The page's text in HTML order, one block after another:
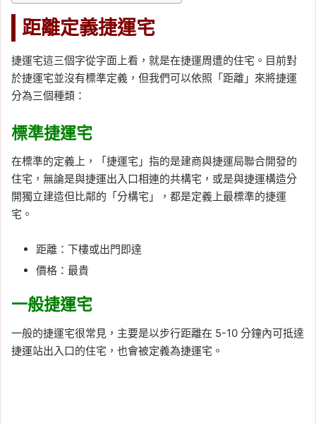
距離定義捷運宅
捷運宅這三個字從字面上看，就是在捷運周遭的住宅。目前對
於捷運宅並沒有標準定義，但我們可以依照「距離」來將捷運
分為三個種類：
標準捷運宅
在標準的定義上，「捷運宅」指的是建商與捷運局聯合開發的
住宅，無論是與捷運出入口相連的共構宅，或是與捷運構造分
開獨立建造但比鄰的「分構宅」，都是定義上最標準的捷運
宅。
距離：下樓或出門即達
價格：最貴
一般捷運宅
一般的捷運宅很常見，主要是以步行距離在 5-10 分鐘內可抵達
捷運站出入口的住宅，也會被定義為捷運宅。